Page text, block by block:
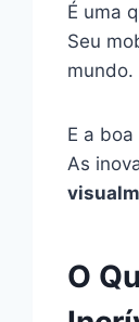
É uma
Seu
mundo.
E a
As
O